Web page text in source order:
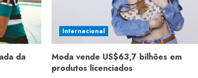
da
Internacional
Moda vende US$63,7 bilhões em
produtos licenciados